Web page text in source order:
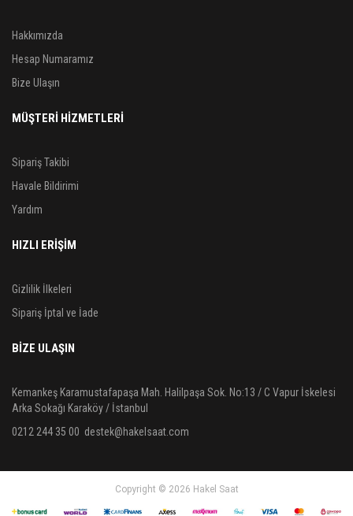
Hakkımızda
Hesap Numaramız
Bize Ulaşın
MÜŞTERİ HİZMETLERİ
Sipariş Takibi
Havale Bildirimi
Yardım
HIZLI ERİŞİM
Gizlilik İlkeleri
Sipariş İptal ve İade
BIZE ULAŞIN
Kemankeş Karamustafapaşa Mah. Halilpaşa Sok. No:13 / C Vapur İskelesi
Arka Sokağı Karaköy / İstanbul
0212 244 35 00 destek@hakelsaat.com
Copyright © 2026 Hakel Saat